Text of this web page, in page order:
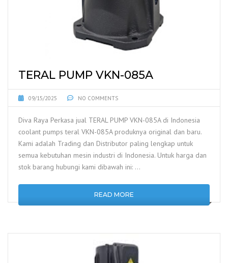
TERAL PUMP VKN-085A
09/15/2025 NO COMMENTS
Diva Raya Perkasa jual TERAL PUMP VKN-085A di Indonesia
coolant pumps teral VKN-085A produknya original dan baru.
Kami adalah Trading dan Distributor paling lengkap untuk
semua kebutuhan mesin industri di Indonesia. Untuk harga dan
stok barang hubungi kami dibawah ini: …
READ MORE